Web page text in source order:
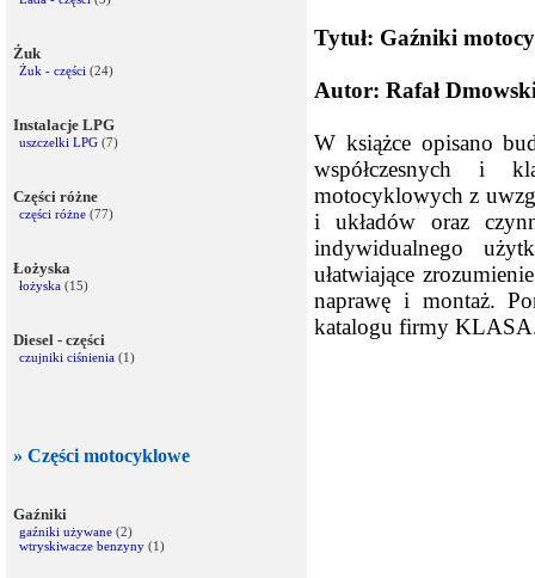
Żuk
Żuk - części (24)
Instalacje LPG
uszczelki LPG (7)
Części różne
części różne (77)
Łożyska
łożyska (15)
Diesel - części
czujniki ciśnienia (1)
» Części motocyklowe
Gaźniki
gaźniki używane (2)
wtryskiwacze benzyny (1)
Tytuł: Gaźniki
Autor: Rafał
W książce opisano
współczesnych i
motocyklowych z
i układów oraz
indywidualnego
ułatwiające
naprawę i montaż.
katalogu firmy